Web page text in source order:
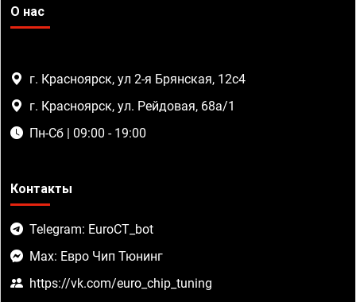
О нас
г. Красноярск, ул 2-я Брянская, 12с4
г. Красноярск, ул. Рейдовая, 68а/1
Пн-Сб | 09:00 - 19:00
Контакты
Telegram: EuroCT_bot
Max: Евро Чип Тюнинг
https://vk.com/euro_chip_tuning